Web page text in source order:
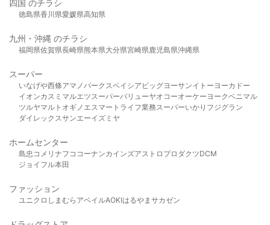
四国 のチラシ
徳島県香川県愛媛県高知県
九州・沖縄 のチラシ
福岡県佐賀県長崎県熊本県大分県宮崎県鹿児島県沖縄県
スーパー
いなげや西條アマノパークスベイシア ビッグヨーサンイトーヨーカドー
イオンカスミ マルエツスーパーバリューヤオコーオーケー ヨークベニマル
ツルヤマルト オギノ エスマート ライフ業務スーパーいかり フジグラン
ダイレックスサンエーイズミヤ
ホームセンター
島忠 コメリ ナフコ コーナンカインズアストロプロダクツDCM
ジョイフル本田
ファッション
ユニクロ しまむら アベイルAOKIはるやま サカゼン